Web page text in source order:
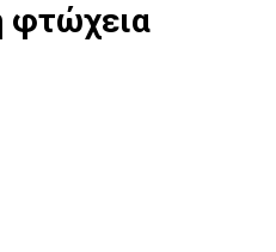
φτώχεια